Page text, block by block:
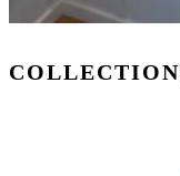
COLLECTION